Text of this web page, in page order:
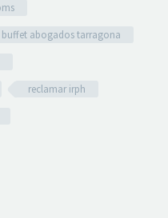
buffet abogados tarragona
reclamar irph